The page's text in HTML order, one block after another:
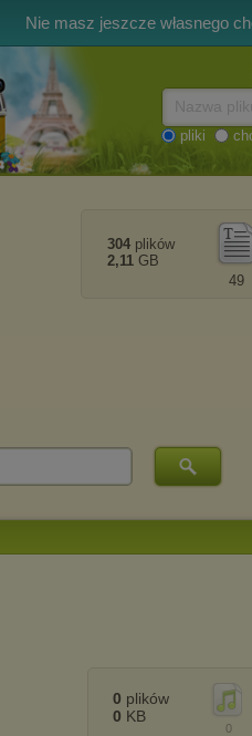
Nie masz jeszcze własnego
pliki
49
304 plików
2,11 GB
0
0 plików
0 KB